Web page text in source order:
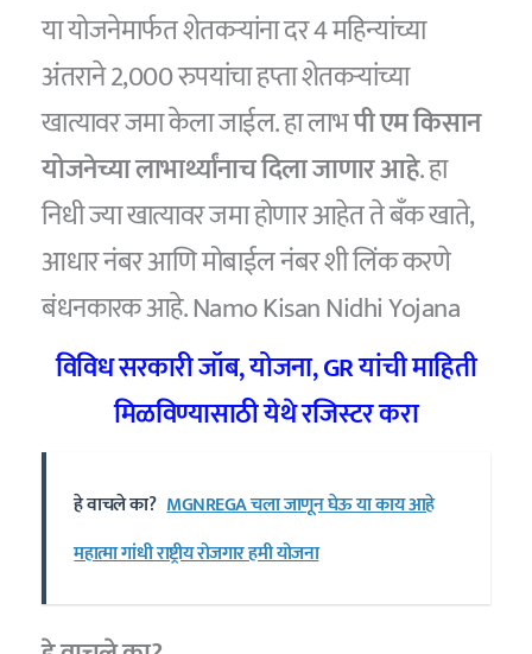
या योजनेमार्फत शेतकऱ्यांना दर 4 महिन्यांच्या
अंतराने 2,000 रुपयांचा हप्ता शेतकऱ्यांच्या
खात्यावर जमा केला जाईल. हा लाभपी एम किसान
योजनेच्या लाभार्थ्यांनाच दिला जाणार आहे. हा
निधी ज्या खात्यावर जमा होणार आहेत ते बँक खाते,
आधार नंबर आणि मोबाईल नंबर शी लिंक करणे
बंधनकारक आहे. Namo Kisan Nidhi Yojana
विविध सरकारी जॉब, योजना, GR यांची माहिती
मिळविण्यासाठी येथे रजिस्टर करा
हे वाचले का? MGNREGA चला जाणून घेऊ या काय आहे
महात्मा गांधी राष्ट्रीय रोजगार हमी योजना